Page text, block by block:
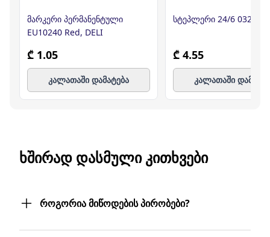
მარკერი პერმანენტული
EU10240 Red, DELI
₾ 1.05
კალათაში დამატება
სტეპლერი 24/6 0325
₾ 4.55
კალათაში
ᲮᲨᲘᲠᲐᲓ ᲓᲐᲡᲛᲣᲚᲘ ᲙᲘᲗᲮᲕᲔᲑᲘ
როგორია მიწოდების პირობები?